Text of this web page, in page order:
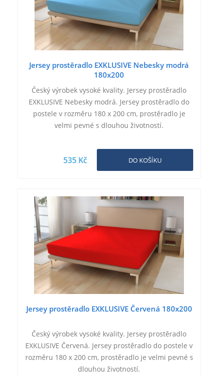
Jersey prostěradlo EXKLUSIVE Nebesky modrá
180x200
Český výrobek vysoké kvality. Jersey prostěradlo
EXKLUSIVE Nebesky modrá. Jersey prostěradlo do
postele v rozměru 180 x 200 cm, prostěradlo je
velmi pevné s dlouhou životností.
535 Kč DO KOŠÍKU
Jersey prostěradlo EXKLUSIVE Červená 180x200
Český výrobek vysoké kvality. Jersey prostěradlo
EXKLUSIVE Červená. Jersey prostěradlo do postele v
rozměru 180 x 200 cm, prostěradlo je velmi pevné s
dlouhou životností.